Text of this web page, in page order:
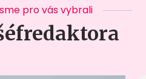
pro vás vybrali